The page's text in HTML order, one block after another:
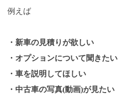
例えば
・新車の見積りが欲しい
・オプションについて聞きたい
・車を説明してほしい
・中古車の写真(動画)が見たい